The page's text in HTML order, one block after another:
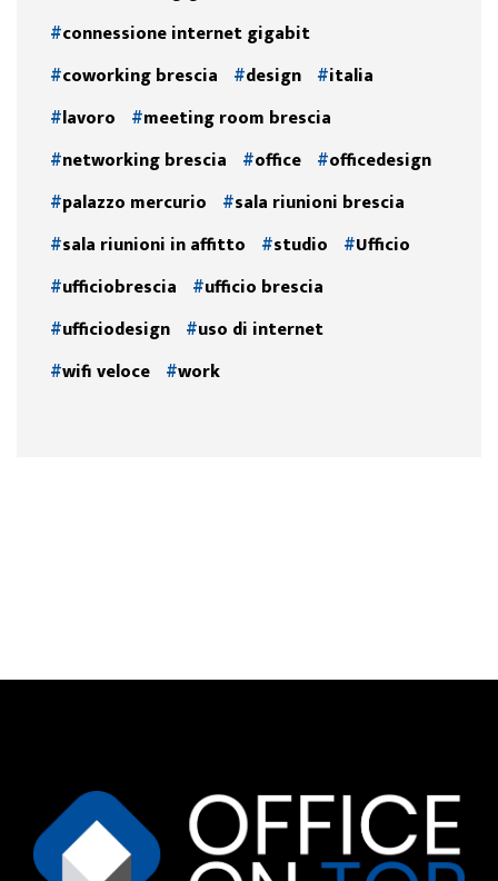
connessione internet gigabit
coworking brescia
design
italia
lavoro
meeting room brescia
networking brescia
office
officedesign
palazzo mercurio
sala riunioni brescia
sala riunioni in affitto
studio
Ufficio
ufficiobrescia
ufficio brescia
ufficiodesign
uso di internet
wifi veloce
work